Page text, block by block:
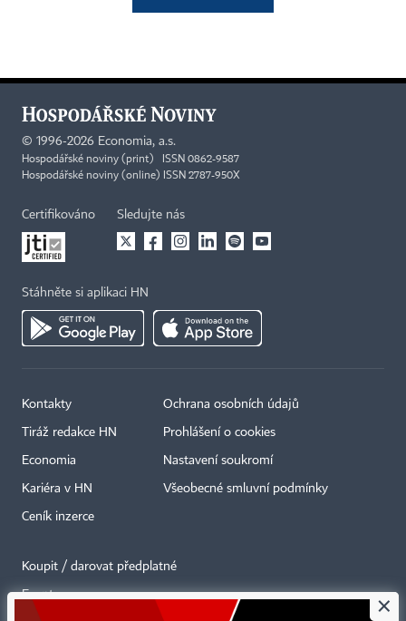
© 1996-2026 Economia, a.s.
Hospodářské noviny (print) ISSN 0862-9587
Hospodářské noviny (online) ISSN 2787-950X
Certifikováno Sledujte nás
Stáhněte si aplikaci HN
Kontakty
Tiráž redakce HN
Economia
Kariéra v HN
Ceník inzerce
Ochrana osobních údajů
Prohlášení o cookies
Nastavení soukromí
Všeobecné smluvní podmínky
Koupit / darovat předplatné
Eventy ×